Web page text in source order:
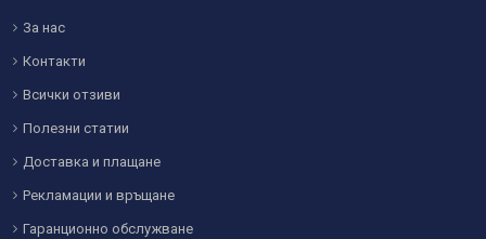
За нас
Контакти
Всички отзиви
Полезни статии
Доставка и плащане
Рекламации и връщане
Гаранционно обслужване